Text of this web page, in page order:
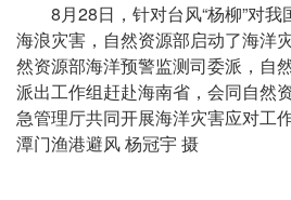
8月28日，针对台风“杨柳”对
海浪灾害，自然资源部启动了海洋
然资源部海洋预警监测司委派，自
派出工作组赶赴海南省，会同自然
急管理厅共同开展海洋灾害应对工
潭门渔港避风 杨冠宇 摄